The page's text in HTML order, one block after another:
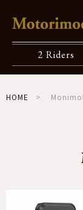
2 Riders
HOME